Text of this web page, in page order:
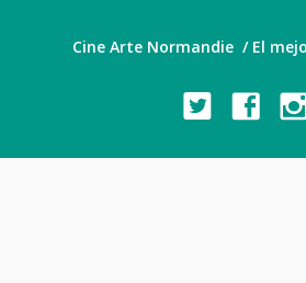
Cine Arte Normandie / El